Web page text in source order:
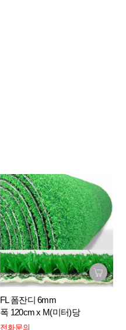
FL 폼잔디 6mm
폭 120cm x M(미터)당
전화문의